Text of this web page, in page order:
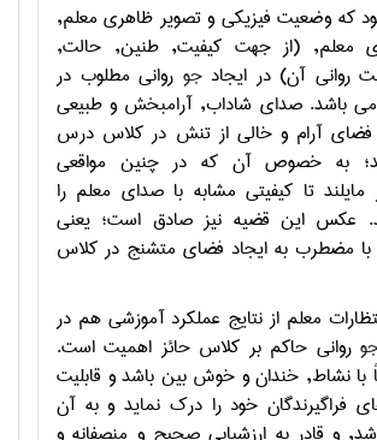
که وضعيت فيزيکي و تصوير ظاهري معلم,
معلم, (از جهت کيفيت, طنين, حالت,
رواني آن) در ايجادجو رواني مطلوب در
مي باشد. صداي شاداب, آرامبخش و طبيعي
فضاي آرام و خالي از تنش در کلاس درس
به خصوص آن که در چنين مواقعي
مايلند تا کيفيتي مشابه با صداي معلم را
عکس اين قضيه نيز صادق است؛ يعني
مضطرب به ايجاد فضاي متشنج در کلاس
معلم از نتايج عملکرد آموزشي هم در
رواني حاکم بر کلاس حائز اهميت است.
با نشاط, خندان و خوش بين باشد و قابليت
فراگيرندگان خود را درک نمايد و به آن